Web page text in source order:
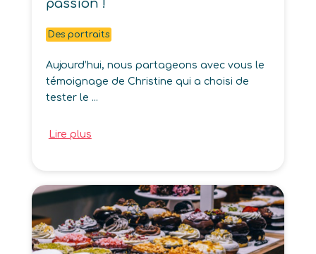
passion !
Des portraits
Aujourd’hui, nous partageons avec vous le
témoignage de Christine qui a choisi de
tester le ...
Lire plus